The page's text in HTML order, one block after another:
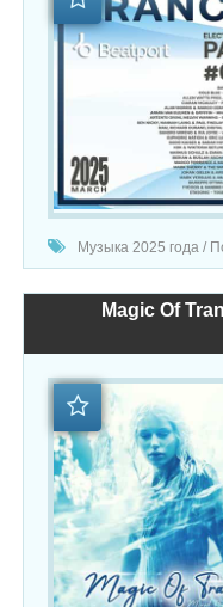
Музыка 2025 года /
Magic Of